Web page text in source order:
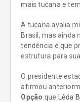
mais tucana e
A tucana avalia
Brasil, mas ainda
tendência é que
estrutura para
O presidente
afirmou
Opção que Lêda